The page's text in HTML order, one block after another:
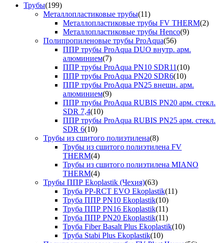
Трубы(199)
Металлопластиковые трубы(11)
Металлопластиковые трубы FV THERM(2)
Металлопластиковые трубы Henco(9)
Полипропиленовые трубы ProAqua(56)
ППР трубы ProAqua DUO внутр. арм.
алюминием(7)
ППР трубы ProAqua PN10 SDR11(10)
ППР трубы ProAqua PN20 SDR6(10)
ППР трубы ProAqua PN25 внешн. арм.
алюминием(9)
ППР трубы ProAqua RUBIS PN20 арм. стекл.
SDR 7,4(10)
ППР трубы ProAqua RUBIS PN25 арм. стекл.
SDR 6(10)
Трубы из сшитого полиэтилена(8)
Трубы из сшитого полиэтилена FV
THERM(4)
Трубы из сшитого полиэтилена MIANO
THERM(4)
Трубы ППР Ekoplastik (Чехия)(63)
Труба PP-RCT EVO Ekoplastik(11)
Труба ППР PN10 Ekoplastik(10)
Труба ППР PN16 Ekoplastik(11)
Труба ППР PN20 Ekoplastik(11)
Труба Fiber Basalt Plus Ekoplastik(10)
Труба Stabi Plus Ekoplastik(10)